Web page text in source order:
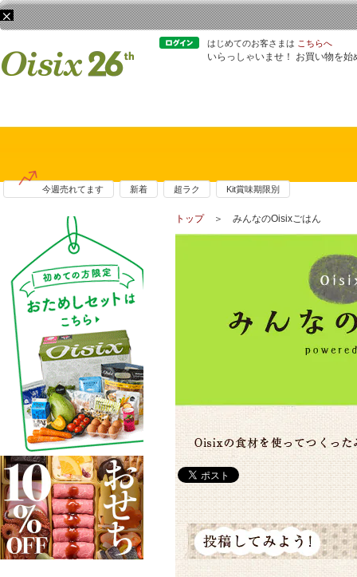
はじめてのお客さまは こちらへ
いらっしゃいませ！ お買い物を
今週売れてます 新着 超ラク Kit賞味期限別
トップ＞ みんなのOisixごはん